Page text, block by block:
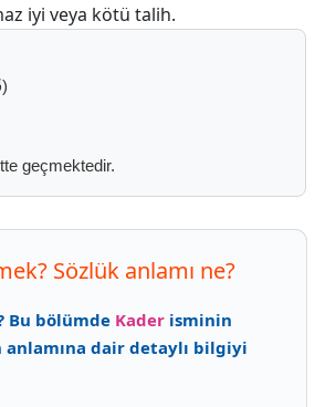
iyi veya kötü talih.
Arapça (قَدَر)
geçmektedir.
Sözlük anlamı ne?
Bu bölümde Kader isminin
anlamına dair detaylı bilgiyi